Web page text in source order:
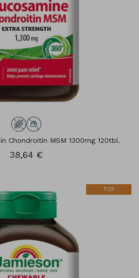
Chondroitín MSM 1300mg 120tbl.
38,64 €
TOP